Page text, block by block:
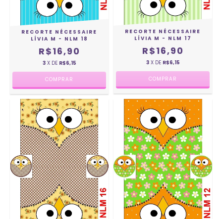
RECORTE NÉCESSAIRE
LÍVIA M - NLM 18
R$16,90
3 X DE R$6,15
RECORTE NÉCESSAIRE
LÍVIA M - NLM 17
R$16,90
3 X DE R$6,15